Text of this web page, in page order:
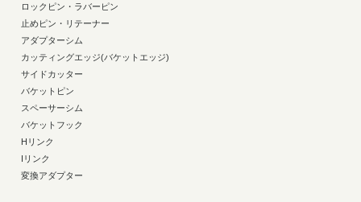
ロックピン・ラバーピン
止めピン・リテーナー
アダプターシム
カッティングエッジ(バケットエッジ)
サイドカッター
バケットピン
スペーサーシム
バケットフック
Hリンク
Iリンク
変換アダプター